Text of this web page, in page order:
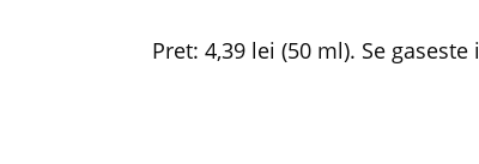
Pret: 4,39 lei (50 ml). Se